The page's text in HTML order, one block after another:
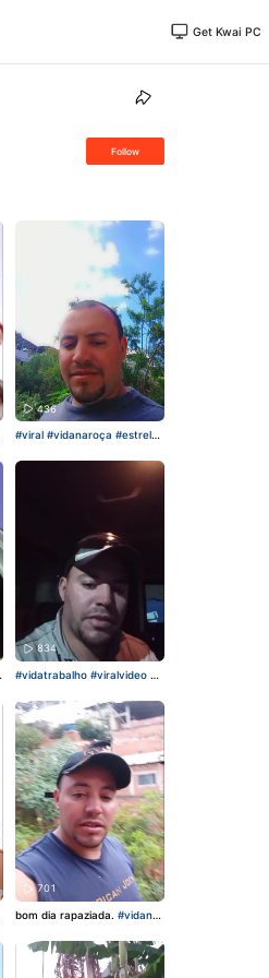
Get Kwai PC
Follow
436
#viral #vidanaroça #estrelad
wai
834
#vidatrabalho #viralvideo #e
701
bom dia rapaziada.#vidanar
oDeChatComPremios